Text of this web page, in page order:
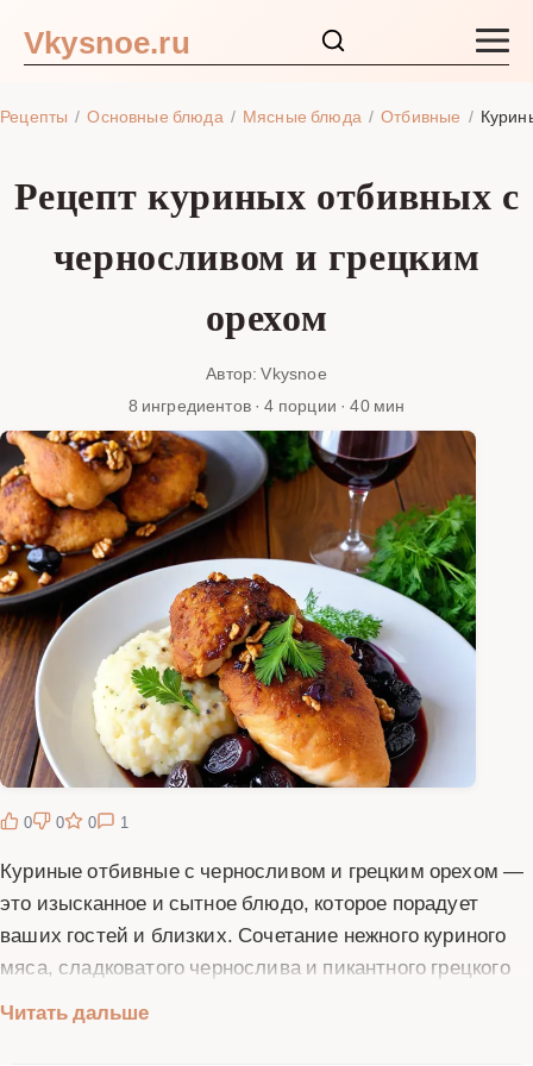
Vkysnoe.ru
Рецепты Основные блюда Мясные блюда Отбивные
Рецепт куриных отбивных с
черносливом и грецким
орехом
Автор: Vkysnoe
8 ингредиентов · 4 порции · 40 мин
0 0 0 1
Куриные отбивные с черносливом и грецким орехом —
это изысканное и сытное блюдо, которое порадует
ваших гостей и близких. Сочетание нежного куриного
мяса, сладковатого чернослива и пикантного грецкого
подойдет как для повседневного ужина, так и для
Читать дальше